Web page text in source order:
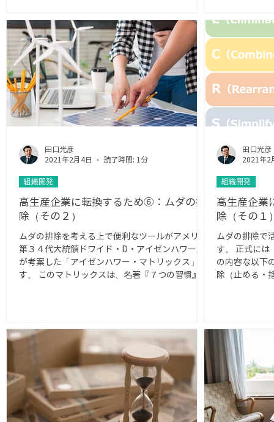
高生産企業に転換するため⑥：ムダの排
除（その２）
ムダの排除を考える上で便利なツールがアメリカ
第３４代大統領ドワイド・D・アイゼンハワー氏
が考案した「アイゼンハワー・マトリックス」で
す。 このマトリックスは、名著『７つの習慣』で
組織開発
田口光彦
2021年2月4日
読了時間: 1分
高生産企業
除（その１
ムダの排除で
す。 正式には
の内容な以下
除（止める
組織開発
田口光彦
2021年2